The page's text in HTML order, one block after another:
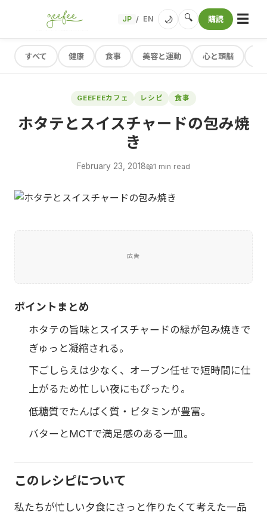
JP / EN 🌙 🔍 購読 ☰
すべて 健康 食事 美容と運動 心と頭脳
GEEFEEカフェ レシピ 食事
ホタテとスイスチャードの包み焼
き
February 23, 2018📖1 min read
広告
ポイントまとめ
ホタテの旨味とスイスチャードの緑が包み焼きで
ぎゅっと凝縮される。
下ごしらえは少なく、オーブン任せで短時間に仕
上がるため忙しい夜にもぴったり。
低糖質でたんぱく質・ビタミンが豊富。
バターとMCTで満足感のある一皿。
このレシピについて
私たちが忙しい夕食にさっと作りたくて考えた一品